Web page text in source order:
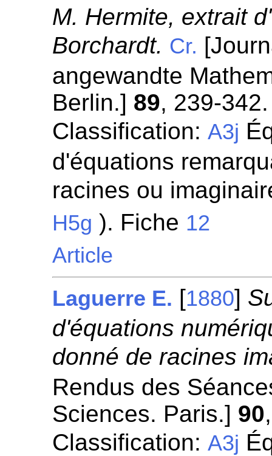
M. Hermite, extrait
Borchardt. Cr.
angewandte
Berlin.] 89, 239-342.
Classification:A3j
d'équations
racines ou
H5g ). Fiche 12
Article
Laguerre E. [1880]
d'équations
donné de racines
Rendus des
Sciences. Paris.] 90
Classification:A3j